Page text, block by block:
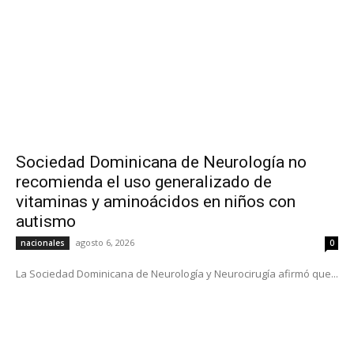
Sociedad Dominicana de Neurología no
recomienda el uso generalizado de
vitaminas y aminoácidos en niños con
autismo
nacionales agosto 6, 2026 0
La Sociedad Dominicana de Neurología y Neurocirugía afirmó que...